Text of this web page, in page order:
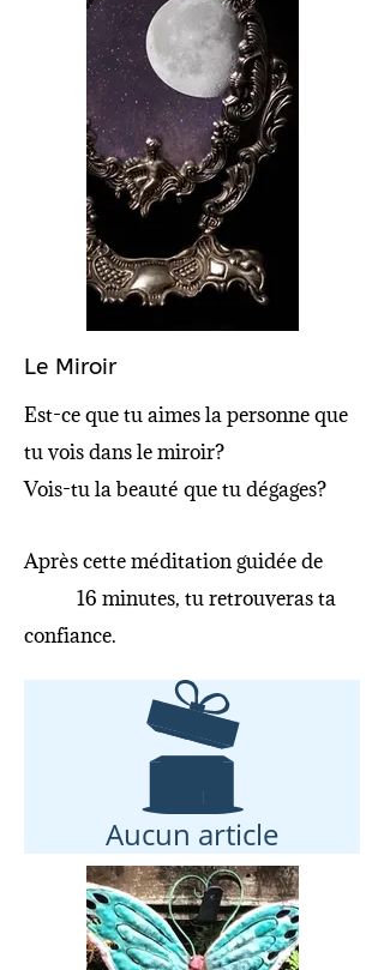
Le Miroir
Est-ce que tu aimes la personne que
tu vois dans le miroir?
Vois-tu la beauté que tu dégages?
Après cette méditation guidée de
16 minutes, tu retrouveras ta
confiance.
Aucun article